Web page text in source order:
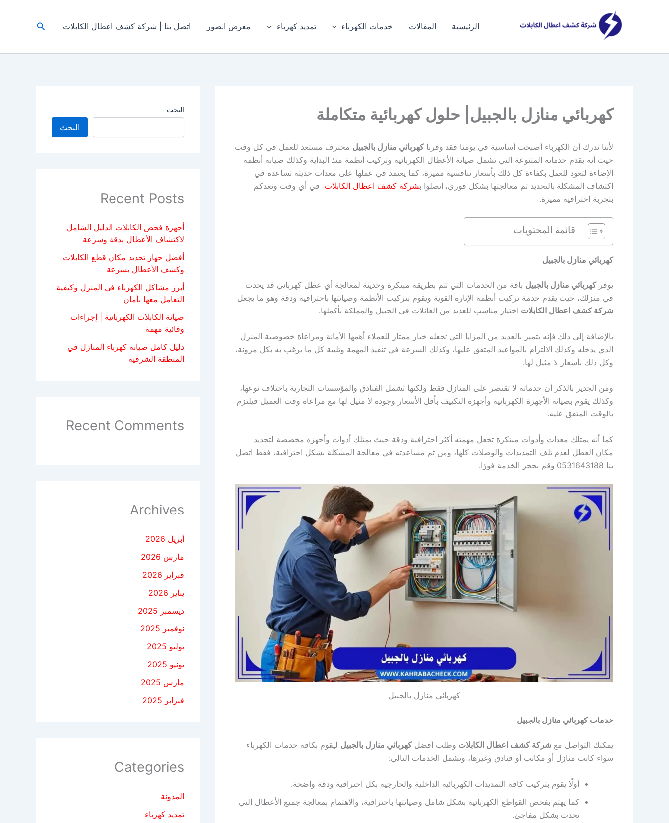
الرئيسية المقالات خدمات الكهرباء تمديد كهرباء معرض الصور اتصل بنا | شركة كشف اعطال الكابلات البحث
كهربائي منازل بالجبيل| حلول كهربائية متكاملة
لأننا ندرك أن الكهرباء أصبحت أساسية في يومنا فقد وفرناكهربائي منازل بالجبيل محترف مستعد للعمل في كل وقت
حيث أنه يقدم خدماته المتنوعة التي تشمل صيانة الأعطال الكهربائية وتركيب أنظمة منذ البداية وكذلك صيانة أنظمة
الإضاءة لتعود للعمل بكفاءة كل ذلك بأسعار تنافسية مميزة، كما يعتمد في عملها على معدات حديثة تساعده في
اكتشاف المشكلة بالتحديد ثم معالجتها بشكل فوري، اتصلوا بشركة كشف اعطال الكابلات في أي وقت ونعدكم
بتجربة احترافية مميزة.
قائمة المحتويات
كهربائي منازل بالجبيل
يوفركهربائي منازل بالجبيل باقة من الخدمات التي تتم بطريقة مبتكرة وحديثة لمعالجة أي عطل كهربائي قد يحدث
في منزلك، حيث يقدم خدمة تركيب أنظمة الإنارة القوية ويقوم بتركيب الأنظمة وصيانتها باحترافية ودقة وهو ما يجعل
شركة كشف اعطال الكابلات اختيار مناسب للعديد من العائلات في الجبيل والمملكة بأكملها.
بالإضافة إلى ذلك فإنه يتميز بالعديد من المزايا التي تجعله خيار ممتاز للعملاء أهمها الأمانة ومراعاة خصوصية المنزل
الذي يدخله وكذلك الالتزام بالمواعيد المتفق عليها، وكذلك السرعة في تنفيذ المهمة وتلبية كل ما يرغب به بكل مرونة،
وكل ذلك بأسعار لا مثيل لها.
ومن الجدير بالذكر أن خدماته لا تقتصر على المنازل فقط ولكنها تشمل الفنادق والمؤسسات التجارية باختلاف نوعها،
وكذلك يقوم بصيانة الأجهزة الكهربائية وأجهزة التكييف بأقل الأسعار وجودة لا مثيل لها مع مراعاة وقت العميل فيلتزم
بالوقت المتفق عليه.
كما أنه يمتلك معدات وأدوات مبتكرة تجعل مهمته أكثر احترافية ودقة حيث يمتلك أدوات وأجهزة مخصصة لتحديد
مكان العطل لعدم تلف التمديدات والوصلات كلها، ومن ثم مساعدته في معالجة المشكلة بشكل احترافية، فقط اتصل
بنا 0531643188 وقم بحجز الخدمة فورًا.
كهربائي منازل بالجبيل
خدمات كهربائي منازل بالجبيل
يمكنك التواصل مع شركة كشف اعطال الكابلات وطلب أفضلكهربائي منازل بالجبيل ليقوم بكافة خدمات الكهرباء
سواء كانت منازل أو مكاتب أو فنادق وغيرها، وتشمل الخدمات التالي:
أولًا يقوم بتركيب كافة التمديدات الكهربائية الداخلية والخارجية بكل احترافية ودقة واضحة.
كما يهتم بفحص القواطع الكهربائية بشكل شامل وصيانتها باحترافية، والاهتمام بمعالجة جميع الأعطال التي
تحدث بشكل مفاجئ.
البحث
البحث
Recent Posts
أجهزة فحص الكابلات الدليل الشامل
لاكتشاف الأعطال بدقة وسرعة
أفضل جهاز تحديد مكان قطع الكابلات
وكشف الأعطال بسرعة
أبرز مشاكل الكهرباء في المنزل وكيفية
التعامل معها بأمان
صيانة الكابلات الكهربائية | إجراءات
وقائية مهمة
دليل كامل صيانة كهرباء المنازل في
المنطقة الشرقية
Recent Comments
Archives
أبريل 2026
مارس 2026
فبراير 2026
يناير 2026
ديسمبر 2025
نوفمبر 2025
يوليو 2025
يونيو 2025
مارس 2025
فبراير 2025
Categories
المدونة
تمديد كهرباء